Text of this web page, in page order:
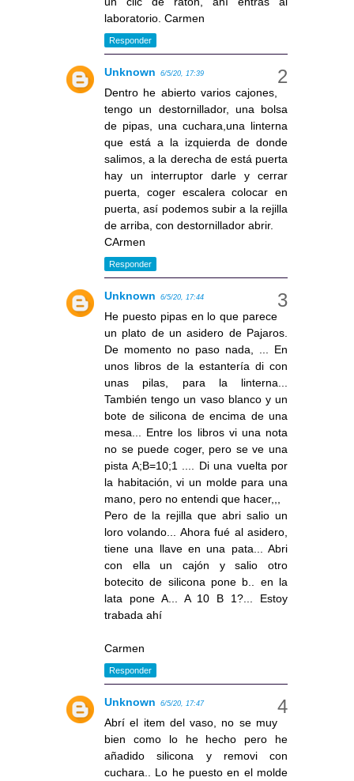
laboratorio. Carmen
Responder
Unknown 6/5/20, 17:39
Dentro he abierto varios cajones,
tengo un destornillador, una bolsa
de pipas, una cuchara,una linterna
que está a la izquierda de donde
salimos, a la derecha de está puerta
hay un interruptor darle y cerrar
puerta, coger escalera colocar en
puerta, así podemos subir a la rejilla
de arriba, con destornillador abrir.
CArmen
Responder
Unknown 6/5/20, 17:44
He puesto pipas en lo que parece
un plato de un asidero de Pajaros.
De momento no paso nada, ... En
unos libros de la estantería di con
unas pilas, para la linterna...
También tengo un vaso blanco y un
bote de silicona de encima de una
mesa... Entre los libros vi una nota
no se puede coger, pero se ve una
pista A;B=10;1 .... Di una vuelta por
la habitación, vi un molde para una
mano, pero no entendi que hacer,,,
Pero de la rejilla que abri salio un
loro volando... Ahora fué al asidero,
tiene una llave en una pata... Abri
con ella un cajón y salio otro
botecito de silicona pone b.. en la
lata pone A... A 10 B 1?... Estoy
trabada ahí
Carmen
Responder
Unknown 6/5/20, 17:47
Abrí el item del vaso, no se muy
bien como lo he hecho pero he
añadido silicona y removi con
cuchara.. Lo he puesto en el molde